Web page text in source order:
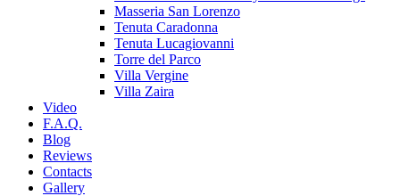
Masseria San Lorenzo
Tenuta Caradonna
Tenuta Lucagiovanni
Torre del Parco
Villa Vergine
Villa Zaira
Video
F.A.Q.
Blog
Reviews
Contacts
Gallery